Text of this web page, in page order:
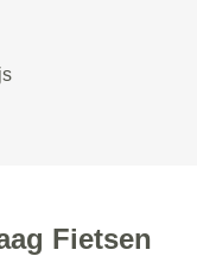
Fietsen